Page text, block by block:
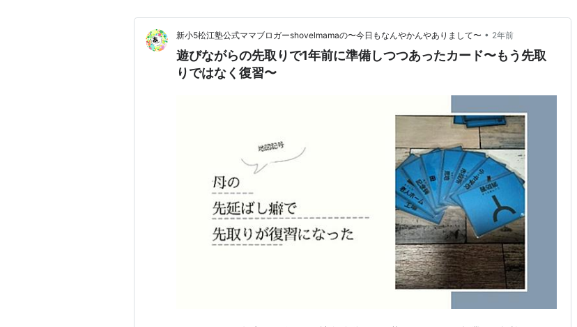
新小5松江塾公式ママブロガーshovelmamaの〜今日もなんやかんやありまして〜 • 2年前
遊びながらの先取りで1年前に準備しつつあったカード〜もう先取
りではなく復習〜